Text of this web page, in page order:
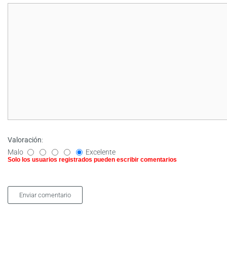
Solo los usuarios registrados pueden escribir comentarios
Valoración:
Malo
Excelente